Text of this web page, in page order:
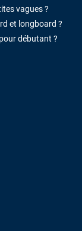
vagues ?
et longboard ?
débutant ?